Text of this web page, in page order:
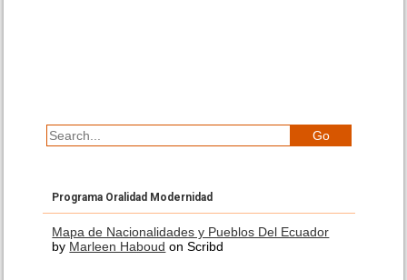
Programa Oralidad Modernidad
Mapa de Nacionalidades y Pueblos Del Ecuador
by Marleen Haboud on Scribd